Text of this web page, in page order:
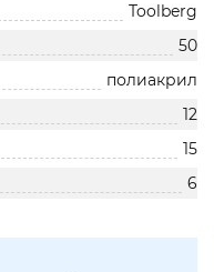
Toolberg
50
полиакрил
12
15
6